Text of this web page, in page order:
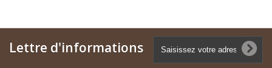
Lettre d'informations